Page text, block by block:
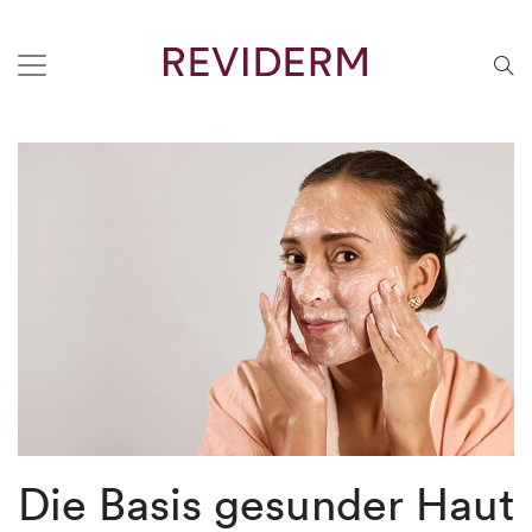
Die Basis gesunder Haut